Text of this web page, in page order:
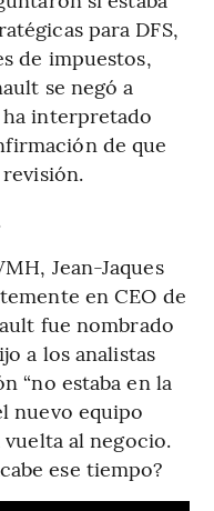
para DFS,
de impuestos,
se negó a
interpretado
de que
Jean-Jaques
en CEO de
fue nombrado
a los analistas
“no estaba en la
nuevo equipo
al negocio.
ese tiempo?